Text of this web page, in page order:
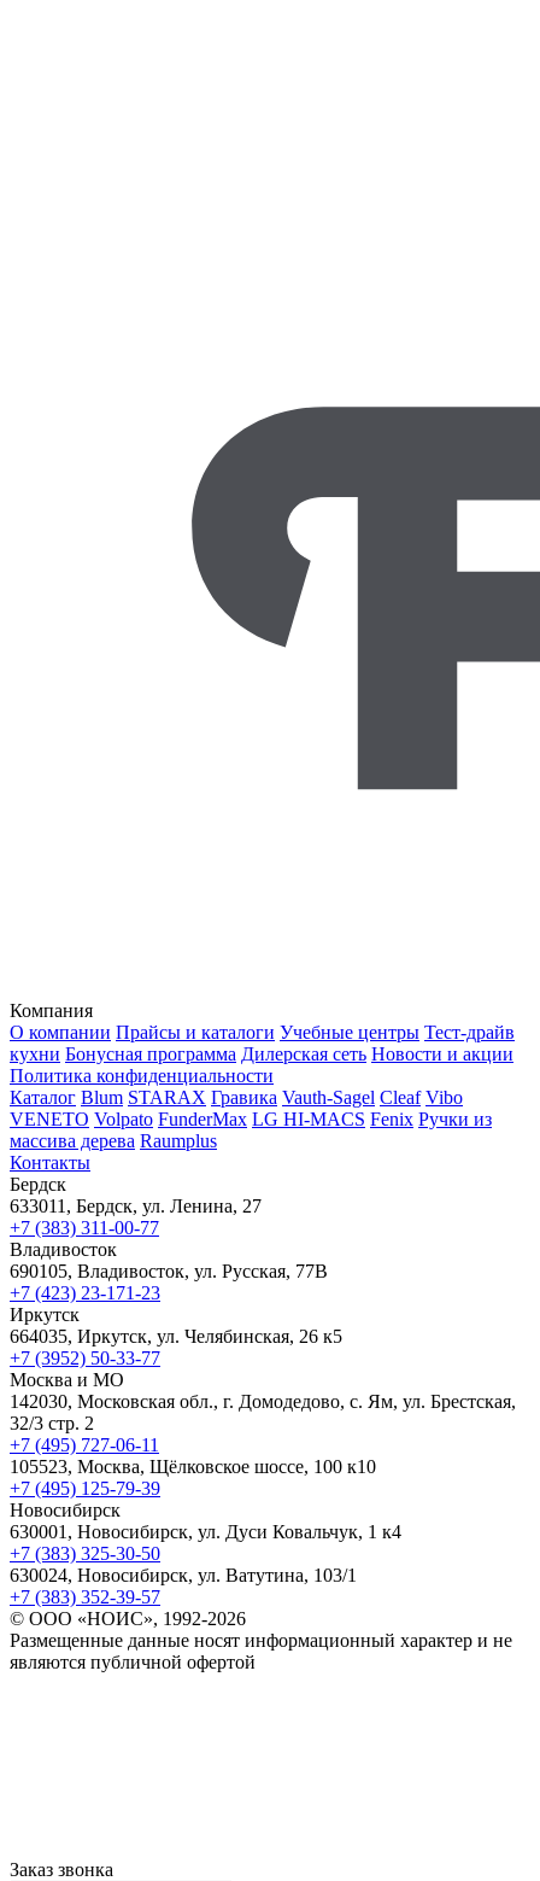
Компания
О компании Прайсы и каталоги Учебные центры Тест-драйв
кухни Бонусная программа Дилерская сеть Новости и акции
Политика конфиденциальности
Каталог Blum STARAX Гравика Vauth-Sagel Cleaf Vibo
VENETO Volpato FunderMax LG HI-MACS Fenix Ручки из
массива дерева Raumplus
Контакты
Бердск
633011, Бердск, ул. Ленина, 27
+7 (383) 311-00-77
Владивосток
690105, Владивосток, ул. Русская, 77В
+7 (423) 23-171-23
Иркутск
664035, Иркутск, ул. Челябинская, 26 к5
+7 (3952) 50-33-77
Москва и МО
142030, Московская обл., г. Домодедово, с. Ям, ул. Брестская,
32/3 стр. 2
+7 (495) 727-06-11
105523, ​Москва, Щёлковское шоссе, 100 к10
+7 (495) 125-79-39
Новосибирск
630001, Новосибирск, ул. Дуси Ковальчук, 1 к4
+7 (383) 325-30-50
630024, Новосибирск, ул. Ватутина, 103/1
+7 (383) 352-39-57
© ООО «НОИС», 1992-2026
Размещенные данные носят информационный характер и не
являются публичной офертой
Заказ звонка